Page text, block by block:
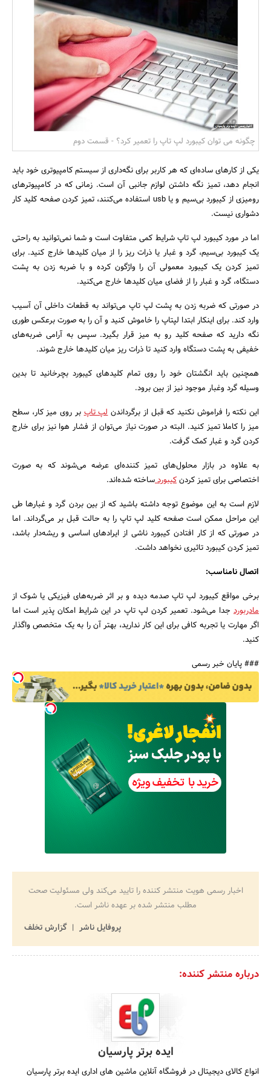
بانک، بیمه و سرمایه
مسکن و ساختمان
جستجو
چگونه می توان کیبورد لپ تاپ را تعمیر کرد؟ - قسمت دوم
یکی از کارهای ساده‌ای که هر کاربر برای نگه‌داری از سیستم کامپیوتری خود باید
انجام دهد، تمیز نگه داشتن لوازم جانبی آن است. زمانی که در کامپیوترهای
رومیزی از کیبورد بی‌سیم و یا usb استفاده می‌کنند، تمیز کردن صفحه کلید کار
دشواری نیست.
اما در مورد کیبورد لپ تاپ شرایط کمی متفاوت است و شما نمی‌توانید به راحتی
یک کیبورد بی‌سیم، گرد و غبار یا ذرات ریز را از میان کلیدها خارج کنید. برای
تمیز کردن یک کیبورد معمولی آن را واژگون کرده و با ضربه زدن به پشت
دستگاه، گرد و غبار را از فضای میان کلیدها خارج می‌کنید.
در صورتی که ضربه زدن به پشت لپ تاپ می‌تواند به قطعات داخلی آن آسیب
وارد کند. برای اینکار ابتدا لپتاپ را خاموش کنید و آن را به صورت برعکس طوری
نگه دارید که صفحه کلید رو به میز قرار بگیرد. سپس به آرامی ضربه‌های
خفیفی به پشت دستگاه وارد کنید تا ذرات ریز میان کلیدها خارج شوند.
همچنین باید انگشتان خود را روی تمام کلیدهای کیبورد بچرخانید تا بدین
وسیله گرد وغبار موجود نیز از بین برود.
این نکته را فراموش نکنید که قبل از برگرداندنلپ تاپبر روی میز کار، سطح
میز را کاملا تمیز کنید. البته در صورت نیاز می‌توان از فشار هوا نیز برای خارج
کردن گرد و غبار کمک گرفت.
به علاوه در بازار محلول‌های تمیز کننده‌ای عرضه می‌شوند که به صورت
اختصاصی برای تمیز کردنکیبوردساخته شده‌اند.
لازم است به این موضوع توجه داشته باشید که از بین بردن گرد و غبارها طی
این مراحل ممکن است صفحه کلید لپ تاپ را به حالت قبل بر می‌گرداند. اما
در صورتی که از کار افتادن کیبورد ناشی از ایرادهای اساسی و ریشه‌دار باشد،
تمیز کردن کیبورد تاثیری نخواهد داشت.
اتصال نامناسب:
برخی مواقع کیبورد لپ تاپ صدمه دیده و بر اثر ضربه‌های فیزیکی یا شوک از
مادربورد جدا می‌شود. تعمیر کردن لپ تاپ در این شرایط امکان پذیر است اما
اگر مهارت یا تجربه کافی برای این کار ندارید، بهتر آن را به یک متخصص واگذار
کنید.
### پایان خبر رسمی
اخبار رسمی هویت منتشر کننده را تایید می‌کند ولی مسئولیت صحت
مطلب منتشر شده بر عهده ناشر است.
پروفایل ناشر
گزارش تخلف
درباره منتشر کننده:
ایده برتر پارسیان
انواع کالای دیجیتال در فروشگاه آنلاین ماشین های اداری ایده برتر پارسیان